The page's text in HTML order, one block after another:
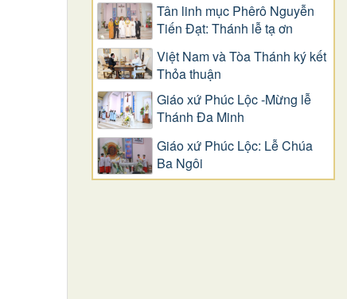
Tân linh mục Phêrô Nguyễn
Tiến Đạt: Thánh lễ tạ ơn
Việt Nam và Tòa Thánh ký kết
Thỏa thuận
Giáo xứ Phúc Lộc -Mừng lễ
Thánh Đa Minh
Giáo xứ Phúc Lộc: Lễ Chúa
Ba Ngôi